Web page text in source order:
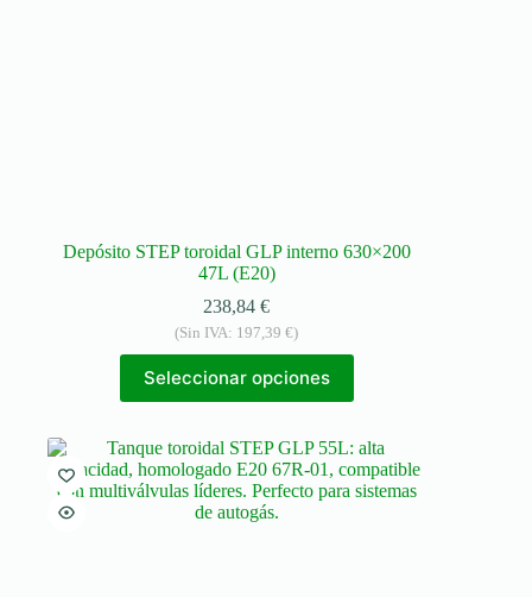
Depósito STEP toroidal GLP interno 630×200
47L (E20)
238,84€
(Sin IVA: 197,39€)
Seleccionar opciones